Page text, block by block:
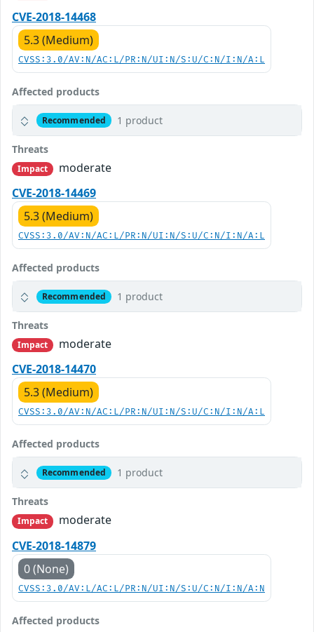
CVE-2018-14468
5.3 (Medium)
CVSS:3.0/AV:N/AC:L/PR:N/UI:N/S:U/C:N/I:N/A:L
Affected products
Recommended 1 product
Threats
Impact
moderate
CVE-2018-14469
5.3 (Medium)
CVSS:3.0/AV:N/AC:L/PR:N/UI:N/S:U/C:N/I:N/A:L
Affected products
Recommended 1 product
Threats
Impact
moderate
CVE-2018-14470
5.3 (Medium)
CVSS:3.0/AV:N/AC:L/PR:N/UI:N/S:U/C:N/I:N/A:L
Affected products
Recommended 1 product
Threats
Impact
moderate
CVE-2018-14879
0 (None)
CVSS:3.0/AV:L/AC:L/PR:N/UI:N/S:U/C:N/I:N/A:N
Affected products